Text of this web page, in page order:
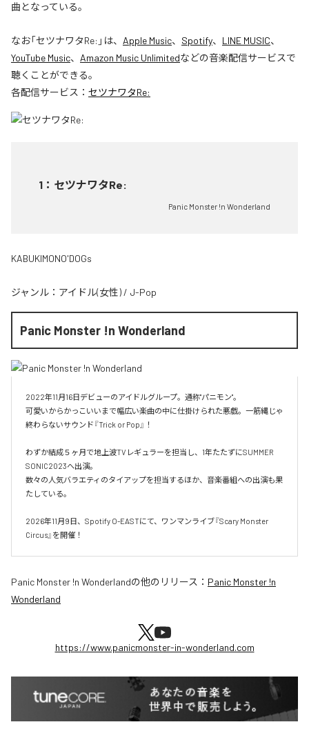
曲となっている。
なお「セツナワタRe: 」は、 Apple Music、 Spotify、 LINE MUSIC、
YouTube Music、 Amazon Music Unlimitedなどの音楽配信サービスで
聴くことができる。
各配信サービス： セツナワタRe:
1 ： セツナワタRe:
Panic Monster !n Wonderland
KABUKIMONO'DOGs
ジャンル： アイドル(女性) / J-Pop
Panic Monster !n Wonderland
2022年11月16日デビューのアイドルグループ。通称"パニモン"。
可愛いからかっこいいまで幅広い楽曲の中に仕掛けられた悪戯。一筋縄じゃ
終わらないサウンド『Trick or Pop』！
わずか結成５ヶ月で地上波TVレギュラーを担当し、1年たたずにSUMMER
SONIC2023へ出演。
数々の人気バラエティのタイアップを担当するほか、音楽番組への出演も果
たしている。
2026年11月9日、Spotify O-EASTにて、ワンマンライブ『Scary Monster
Circus』を開催！
Panic Monster !n Wonderlandの他のリリース： Panic Monster !n
Wonderland
https://www.panicmonster-in-wonderland.com